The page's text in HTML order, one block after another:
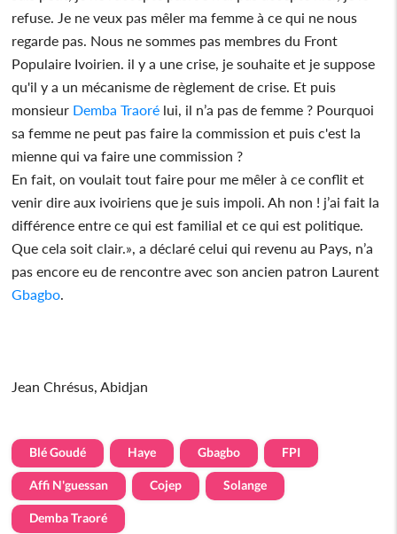
refuse. Je ne veux pas mêler ma femme à ce qui ne nous
regarde pas. Nous ne sommes pas membres du Front
Populaire Ivoirien. il y a une crise, je souhaite et je suppose
qu'il y a un mécanisme de règlement de crise. Et puis
monsieur Demba Traoré lui, il n’a pas de femme ? Pourquoi
sa femme ne peut pas faire la commission et puis c'est la
mienne qui va faire une commission ?
En fait, on voulait tout faire pour me mêler à ce conflit et
venir dire aux ivoiriens que je suis impoli. Ah non ! j’ai fait la
différence entre ce qui est familial et ce qui est politique.
Que cela soit clair.», a déclaré celui qui revenu au Pays, n’a
pas encore eu de rencontre avec son ancien patron Laurent
Gbagbo
Jean Chrésus, Abidjan
Blé Goudé Haye Gbagbo FPI
Affi N'guessan Cojep Solange
Demba Traoré